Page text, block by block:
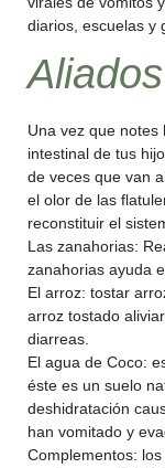
diarios, escuelas y
Una vez que notes
intestinal de tus
de veces que van
el olor de las
reconstituir el
Las zanahorias:
zanahorias ayuda
El arroz: tostar
arroz tostado
diarreas.
El agua de Coco:
éste es un suelo
deshidratación
han vomitado y
Complementos: